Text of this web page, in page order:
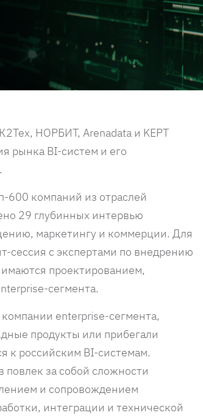
НОРБИТ, Arenadata и KEPT
рынка BI-систем и его
600 компаний из отраслей
29 глубинных интервью
маркетингу и коммерции. Для
сессия с экспертами по внедрению
проектированием,
сегмента.
enterprise-сегмента,
продукты или прибегали
к российским BI-системам.
за собой сложности
и сопровождением
интеграции и технической